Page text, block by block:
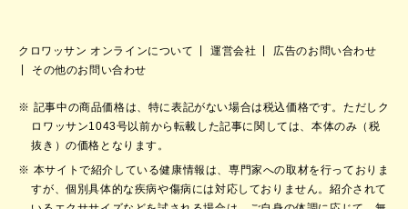
クロワッサン オンラインについて 運営会社
広告のお問い合わせ
その他のお問い合わせ
記事中の商品価格は、特に表記がない場合は税込価格です。ただしク
ロワッサン1043号以前から転載した記事に関しては、本体のみ（税
抜き）の価格となります。
本サイトで紹介している健康情報は、専門家への取材を行っておりま
すが、個別具体的な疾病や傷病には対応しておりません。紹介されて